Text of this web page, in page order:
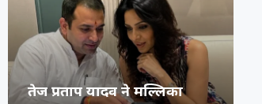
अभिनेता प्रदीप रावत का 74 वर्ष